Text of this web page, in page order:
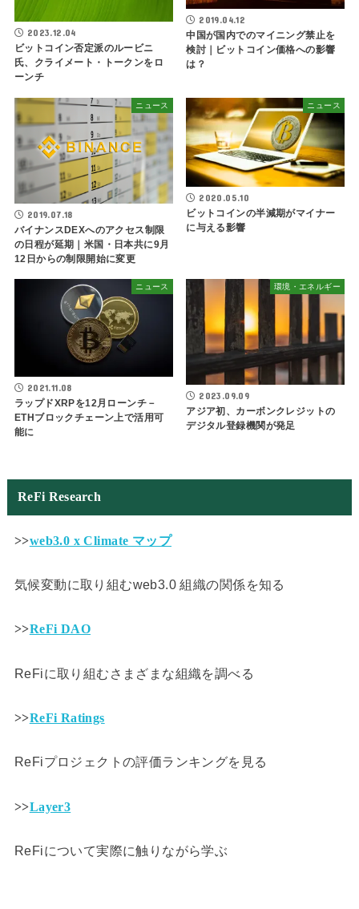
2023.12.04
ビットコイン否定派のルービニ
氏、クライメート・トークンをロ
ーンチ
2019.04.12
中国が国内でのマイニング禁止を
検討｜ビットコイン価格への影響
は？
ニュース
2019.07.18
バイナンスDEXへのアクセス制限
の日程が延期｜米国・日本共に9月
12日からの制限開始に変更
ニュース
2020.05.10
ビットコインの半減期がマイナー
に与える影響
ニュース
2021.11.08
ラップドXRPを12月ローンチ－
ETHブロックチェーン上で活用可
能に
環境・エネルギー
2023.09.09
アジア初、カーボンクレジットの
デジタル登録機関が発足
ReFi Research
>>web3.0 x Climate マップ
気候変動に取り組むweb3.0 組織の関係を知る
>>ReFi DAO
ReFiに取り組むさまざまな組織を調べる
>>ReFi Ratings
ReFiプロジェクトの評価ランキングを見る
>>Layer3
ReFiについて実際に触りながら学ぶ